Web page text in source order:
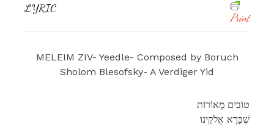
LYRIC
Print
MELEIM ZIV- Yeedle- Composed by Boruch
Sholom Blesofsky- A Verdiger Yid
טוֹבִים מְאוֹרוֹת
שֶׁבָּרָא אֱלֹקֵינוּ